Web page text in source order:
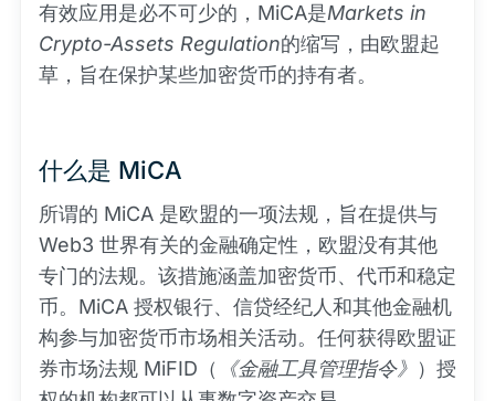
有效应用是必不可少的，MiCA是Markets in
Crypto-Assets Regulation的缩写，由欧盟起
草，旨在保护某些加密货币的持有者。
什么是 MiCA
所谓的 MiCA 是欧盟的一项法规，旨在提供与
Web3 世界有关的金融确定性，欧盟没有其他
专门的法规。该措施涵盖加密货币、代币和稳定
币。MiCA 授权银行、信贷经纪人和其他金融机
构参与加密货币市场相关活动。任何获得欧盟证
券市场法规 MiFID（
《金融工具管理指令》 ）授